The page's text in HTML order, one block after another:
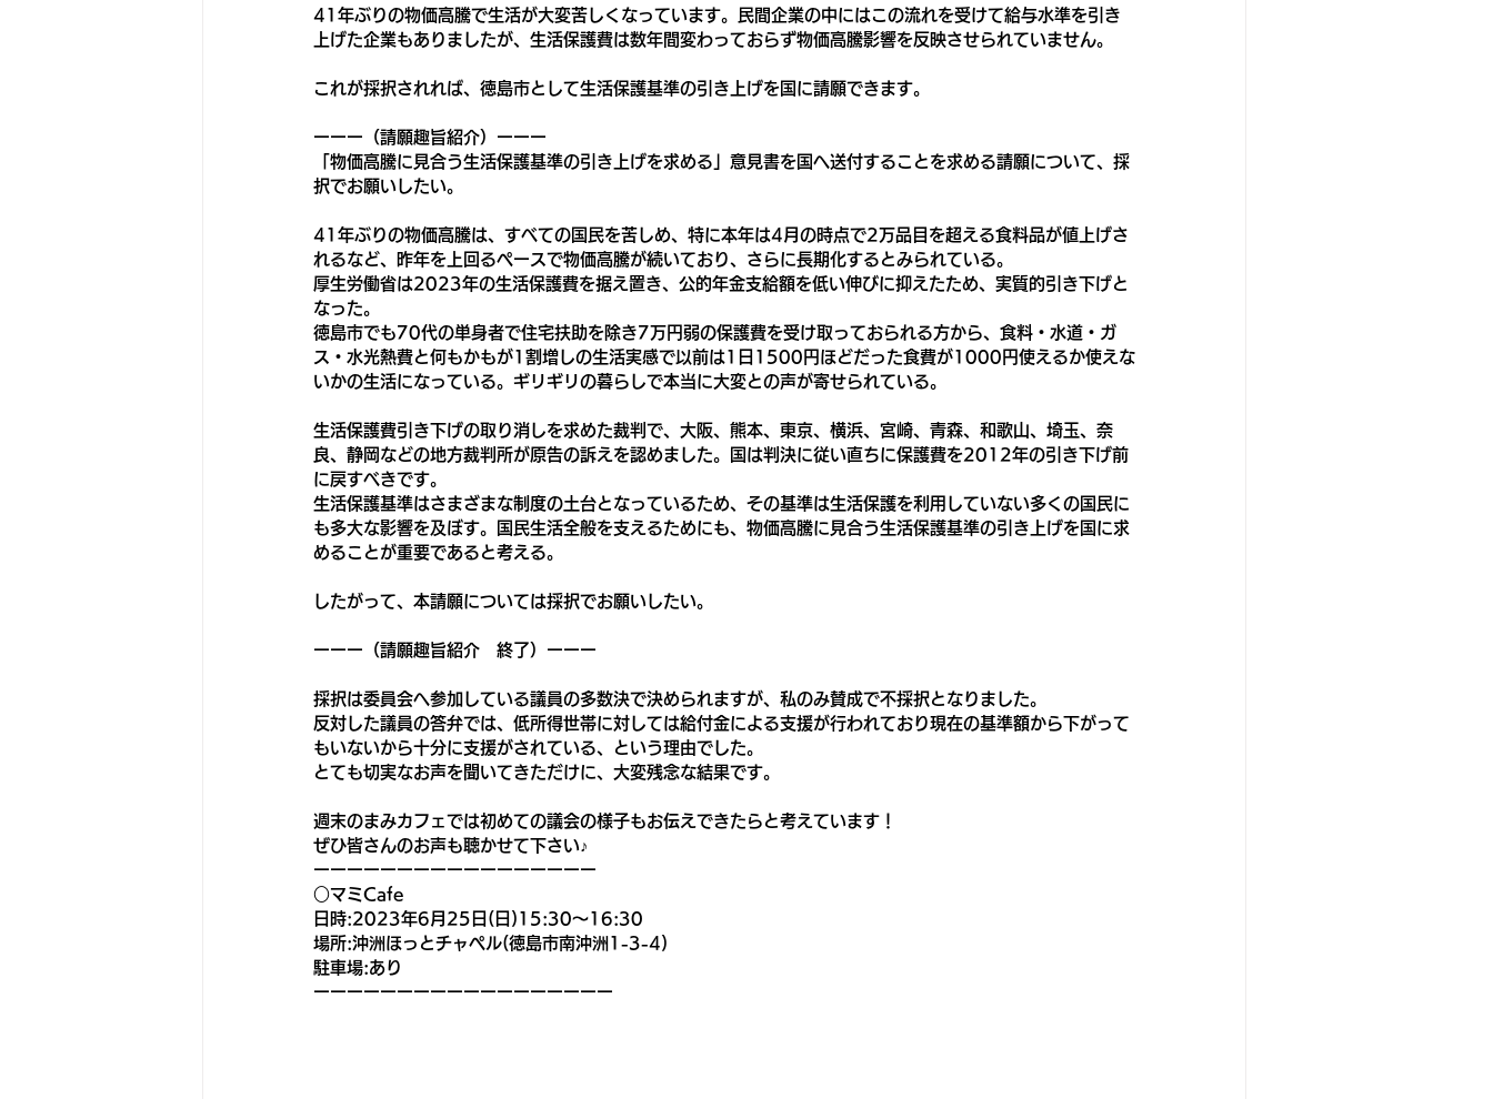
41年ぶりの物価高騰で生活が大変苦しくなっています。民間企業の中にはこの流れを受けて給与水準を引き
上げた企業もありましたが、生活保護費は数年間変わっておらず物価高騰影響を反映させられていません。
これが採択されれば、徳島市として生活保護基準の引き上げを国に請願できます。
ーーー（請願趣旨紹介）ーーー
「物価高騰に見合う生活保護基準の引き上げを求める」意見書を国へ送付することを求める請願について、採
択でお願いしたい。
41年ぶりの物価高騰は、すべての国民を苦しめ、特に本年は4月の時点で2万品目を超える食料品が値上げさ
れるなど、昨年を上回るペースで物価高騰が続いており、さらに長期化するとみられている。
厚生労働省は2023年の生活保護費を据え置き、公的年金支給額を低い伸びに抑えたため、実質的引き下げと
なった。
徳島市でも70代の単身者で住宅扶助を除き7万円弱の保護費を受け取っておられる方から、食料・水道・ガ
ス・水光熱費と何もかもが1割増しの生活実感で以前は1日1500円ほどだった食費が1000円使えるか使えな
いかの生活になっている。ギリギリの暮らしで本当に大変との声が寄せられている。
生活保護費引き下げの取り消しを求めた裁判で、大阪、熊本、東京、横浜、宮崎、青森、和歌山、埼玉、奈
良、静岡などの地方裁判所が原告の訴えを認めました。国は判決に従い直ちに保護費を2012年の引き下げ前
に戻すべきです。
生活保護基準はさまざまな制度の土台となっているため、その基準は生活保護を利用していない多くの国民に
も多大な影響を及ぼす。国民生活全般を支えるためにも、物価高騰に見合う生活保護基準の引き上げを国に求
めることが重要であると考える。
したがって、本請願については採択でお願いしたい。
ーーー（請願趣旨紹介　終了）ーーー
採択は委員会へ参加している議員の多数決で決められますが、私のみ賛成で不採択となりました。
反対した議員の答弁では、低所得世帯に対しては給付金による支援が行われており現在の基準額から下がって
もいないから十分に支援がされている、という理由でした。
とても切実なお声を聞いてきただけに、大変残念な結果です。
週末のまみカフェでは初めての議会の様子もお伝えできたらと考えています！
ぜひ皆さんのお声も聴かせて下さい♪
ーーーーーーーーーーーーーーーーー
○マミCafe
日時:2023年6月25日(日)15:30〜16:30
場所:沖洲ほっとチャペル(徳島市南沖洲1-3-4)
駐車場:あり
ーーーーーーーーーーーーーーーーーー